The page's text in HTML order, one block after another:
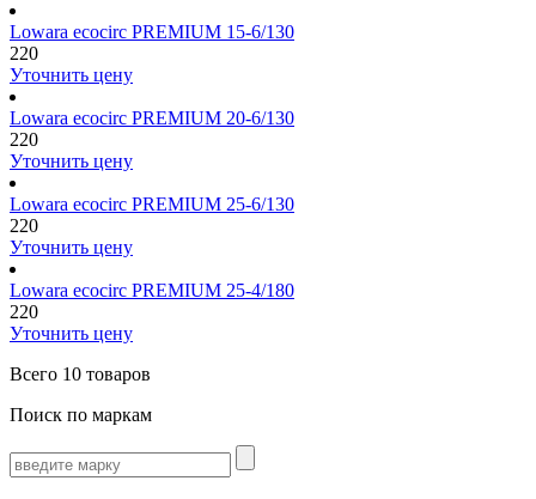
Lowara ecocirc PREMIUM 15-6/130
220
Уточнить цену
Lowara ecocirc PREMIUM 20-6/130
220
Уточнить цену
Lowara ecocirc PREMIUM 25-6/130
220
Уточнить цену
Lowara ecocirc PREMIUM 25-4/180
220
Уточнить цену
Всего 10 товаров
Поиск по маркам